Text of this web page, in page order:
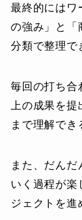
最終的にはワ
の強み」と「
分類で整理で
毎回の打ち合
上の成果を
まで理解でき
また、だん
いく過程が楽
ジェクトを進